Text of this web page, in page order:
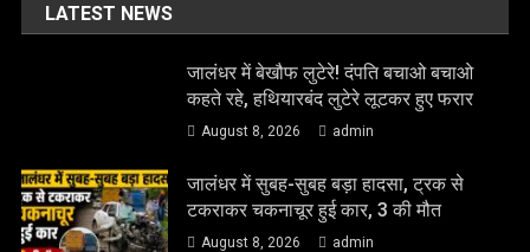
LATEST NEWS
जालंधर में बेखौफ लुटेरे! दंपति बचाओ बचाओ
कहते रहे, हथियारबंद लुटेरे लूटकर हुए फरार
August 8, 2026 admin
जालंधर में सुबह-सुबह बड़ा हादसा, ट्रक से
टकराकर चकनाचूर हुई कार, 3 की मौत
August 8, 2026 admin